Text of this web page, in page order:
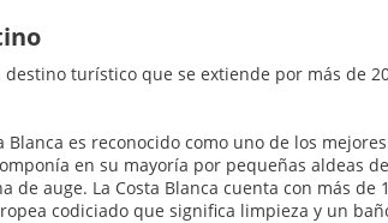
destino turístico que se extiende por más de
Blanca es reconocido como uno de los
en su mayoría por pequeñas aldeas
de auge. La Costa Blanca cuenta con más
codiciado que significa limpieza y un